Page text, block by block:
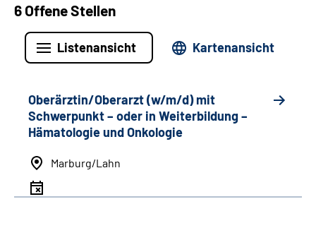
6 Offene Stellen
Listenansicht Kartenansicht
Oberärztin/Oberarzt (w/m/d) mit
Schwerpunkt– oder in Weiterbildung–
Hämatologie und Onkologie
Marburg/Lahn